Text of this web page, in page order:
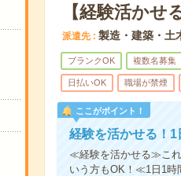
【経験活かせ
派遣先 製造・建築・土
ブランクOK 複数名募集
日払いOK 職場が禁煙
ここがポイント！
経験を活かせる！1
≪経験を活かせる≫これ
いう方もOK！≪1日1